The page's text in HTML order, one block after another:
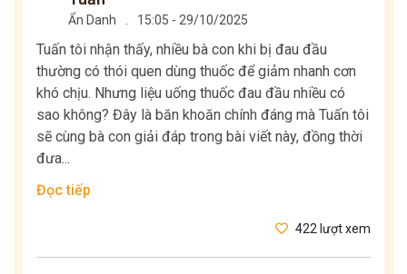
Ẩn Danh 15:05 - 29/10/2025
Tuấn tôi nhận thấy, nhiều bà con khi bị đau đầu
thường có thói quen dùng thuốc để giảm nhanh cơn
khó chịu. Nhưng liệu uống thuốc đau đầu nhiều có
sao không? Đây là băn khoăn chính đáng mà Tuấn tôi
sẽ cùng bà con giải đáp trong bài viết này, đồng thời
đưa...
Đọc tiếp
422 lượt xem